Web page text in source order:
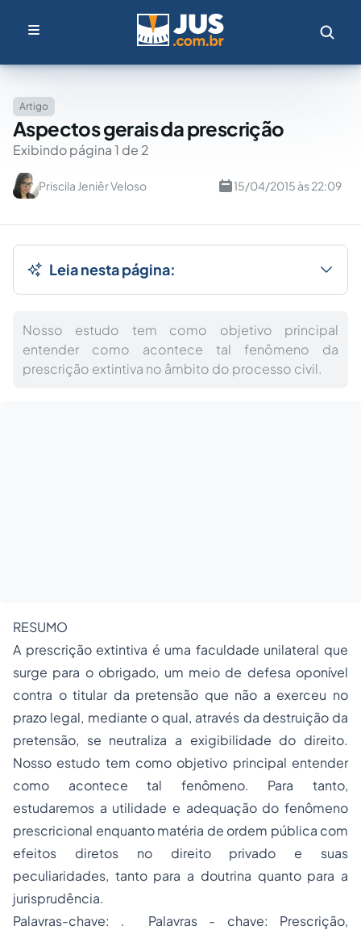
Artigo
Aspectos gerais da prescrição
Exibindo página 1 de 2
Priscila Jeniêr Veloso 15/04/2015 às 22:09
Leia nesta página:
Nosso estudo tem como objetivo principal
entender como acontece tal fenômeno da
prescrição extintiva no âmbito do processo civil.
RESUMO
A prescrição extintiva é uma faculdade unilateral que
surge para o obrigado, um meio de defesa oponível
contra o titular da pretensão que não a exerceu no
prazo legal, mediante o qual, através da destruição da
pretensão, se neutraliza a exigibilidade do direito.
Nosso estudo tem como objetivo principal entender
como acontece tal fenômeno. Para tanto,
estudaremos a utilidade e adequação do fenômeno
prescricional enquanto matéria de ordem pública com
efeitos diretos no direito privado e suas
peculiaridades, tanto para a doutrina quanto para a
jurisprudência.
Palavras-chave: . Palavras - chave: Prescrição,